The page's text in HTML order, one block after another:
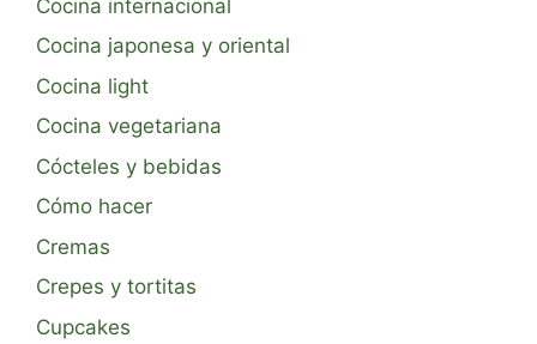
Cocina internacional
Cocina japonesa y oriental
Cocina light
Cocina vegetariana
Cócteles y bebidas
Cómo hacer
Cremas
Crepes y tortitas
Cupcakes